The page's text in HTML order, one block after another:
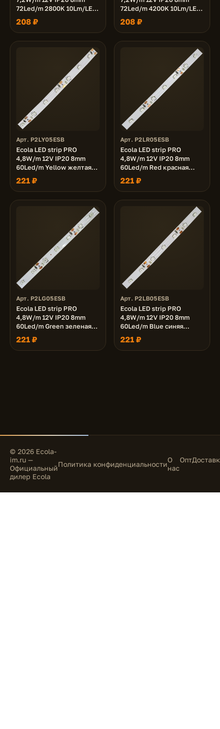
72Led/m 2800K 10Lm/LED
720Lm/m светодиодная
лента на катушке 5м.
208 ₽
72Led/m 4200K 10Lm/LED
720Lm/m светодиодная
лента на катушке 5м.
208 ₽
Арт. P2LY05ESB
Ecola LED strip PRO
4,8W/m 12V IP20 8mm
60Led/m Yellow желтая
светодиодная лента на
катушке 5м.
221 ₽
Арт. P2LR05ESB
Ecola LED strip PRO
4,8W/m 12V IP20 8mm
60Led/m Red красная
светодиодная лента на
катушке 5м.
221 ₽
Арт. P2LG05ESB
Ecola LED strip PRO
4,8W/m 12V IP20 8mm
60Led/m Green зеленая
светодиодная лента на
катушке 5м.
221 ₽
Арт. P2LB05ESB
Ecola LED strip PRO
4,8W/m 12V IP20 8mm
60Led/m Blue синяя
светодиодная лента на
катушке 5м.
221 ₽
© 2026 Ecola-
im.ru —
Официальный
дилер Ecola
Политика конфиденциальностиО
нас
Опт